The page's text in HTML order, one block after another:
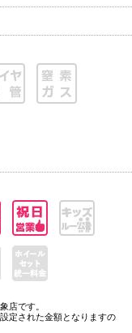
店です。
定された金額となりますの